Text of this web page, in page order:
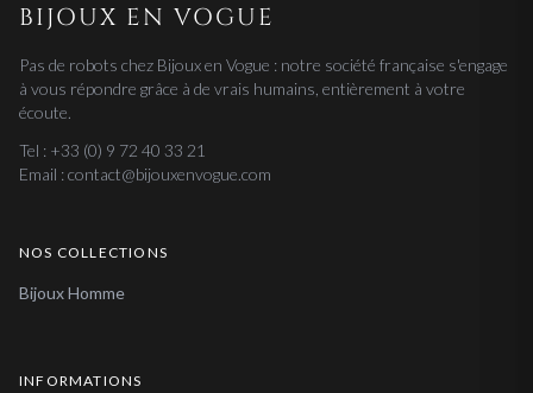
BIJOUX EN VOGUE
Pas de robots chez Bijoux en Vogue : notre société française s'engage
à vous répondre grâce à de vrais humains, entièrement à votre
écoute.
Tel : +33 (0) 9 72 40 33 21
Email : contact@bijouxenvogue.com
NOS COLLECTIONS
Bijoux Homme
INFORMATIONS